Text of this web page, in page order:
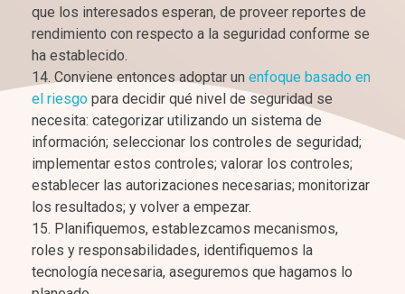
que los interesados esperan, de proveer reportes de
rendimiento con respecto a la seguridad conforme se
ha establecido.
Conviene entonces adoptar un enfoque basado en
el riesgo para decidir qué nivel de seguridad se
necesita: categorizar utilizando un sistema de
información; seleccionar los controles de seguridad;
implementar estos controles; valorar los controles;
establecer las autorizaciones necesarias; monitorizar
los resultados; y volver a empezar.
Planifiquemos, establezcamos mecanismos,
roles y responsabilidades, identifiquemos la
tecnología necesaria, aseguremos que hagamos lo